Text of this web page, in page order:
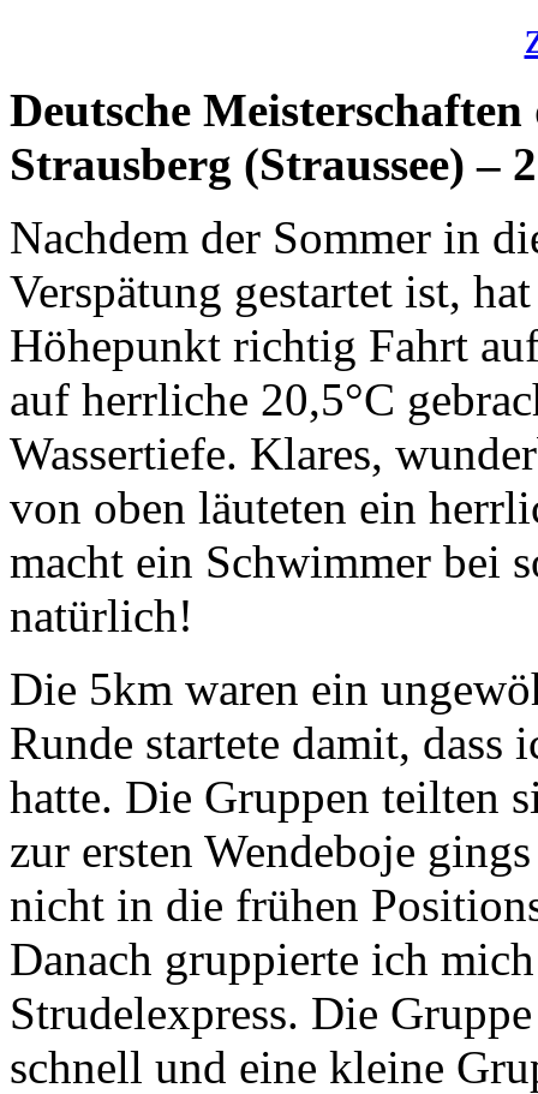
Deutsche
Strausberg (Straussee) –
Nachdem der Sommer in
Verspätung gestartet ist,
Höhepunkt richtig Fahrt
auf herrliche 20,5°C
Wassertiefe. Klares,
von oben läuteten ein
macht ein Schwimmer bei
natürlich!
Die 5km waren ein
Runde startete damit, dass
hatte. Die Gruppen teilten
zur ersten Wendeboje
nicht in die frühen
Danach gruppierte ich
Strudelexpress. Die
schnell und eine kleine